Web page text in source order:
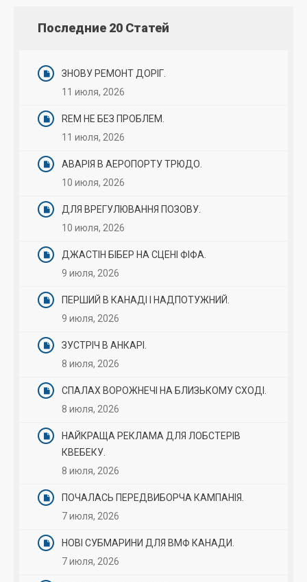
Последние 20 Статей
ЗНОВУ РЕМОНТ ДОРІГ.
11 июля, 2026
REM НЕ БЕЗ ПРОБЛЕМ.
11 июля, 2026
АВАРІЯ В АЕРОПОРТУ ТРЮДО.
10 июля, 2026
ДЛЯ ВРЕГУЛЮВАННЯ ПОЗОВУ.
10 июля, 2026
ДЖАСТІН БІБЕР НА СЦЕНІ ФІФА.
9 июля, 2026
ПЕРШИЙ В КАНАДІ І НАДПОТУЖНИЙ.
9 июля, 2026
ЗУСТРІЧ В АНКАРІ.
8 июля, 2026
СПАЛАХ ВОРОЖНЕЧІ НА БЛИЗЬКОМУ СХОДІ.
8 июля, 2026
НАЙКРАЩА РЕКЛАМА ДЛЯ ЛОБСТЕРІВ
КВЕБЕКУ.
8 июля, 2026
ПОЧАЛАСЬ ПЕРЕДВИБОРЧА КАМПАНІЯ.
7 июля, 2026
НОВІ СУБМАРИНИ ДЛЯ ВМФ КАНАДИ.
7 июля, 2026